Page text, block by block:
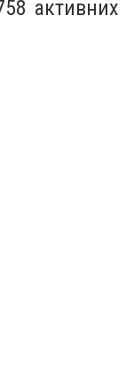
активних